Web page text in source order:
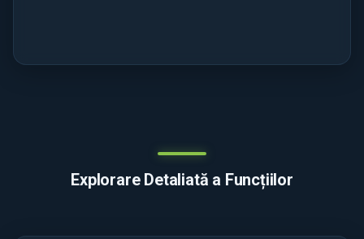
Explorare Detaliată a Funcțiilor